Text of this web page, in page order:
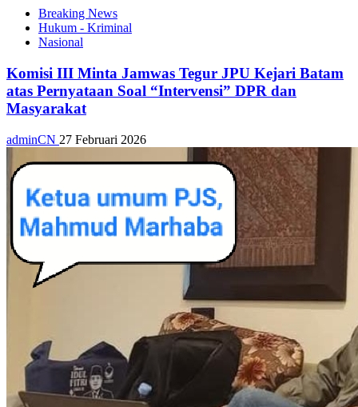
Breaking News
Hukum - Kriminal
Nasional
Komisi III Minta Jamwas Tegur JPU Kejari Batam
atas Pernyataan Soal “Intervensi” DPR dan
Masyarakat
adminCN 27 Februari 2026